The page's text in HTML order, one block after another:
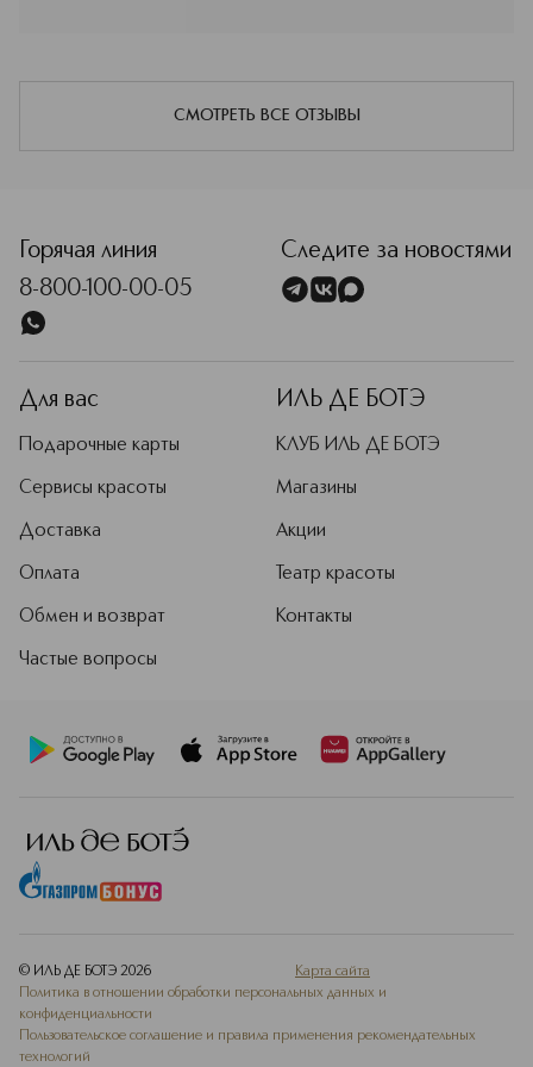
LIMONENE - ALPHA-ISOMETHYL IONONE - LINALOOL
текстура, аромат, комфорт.
Подробнее
СМОТРЕТЬ ВСЕ ОТЗЫВЫ
Горячая линия
8-800-100-00-05
Следите за новостями
Для вас
Подарочные карты
Сервисы красоты
Доставка
Оплата
Обмен и возврат
Частые вопросы
ИЛЬ ДЕ БОТЭ
КЛУБ ИЛЬ ДЕ БОТЭ
Магазины
Акции
Театр красоты
Контакты
© ИЛЬ ДЕ БОТЭ 2026
Карта сайта
Политика в отношении обработки персональных данных и
конфиденциальности
Пользовательское соглашение и правила применения рекомендательных
технологий